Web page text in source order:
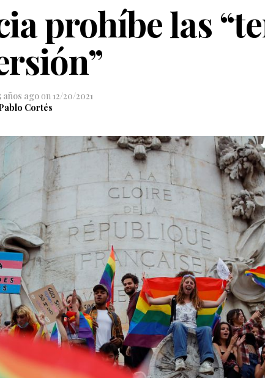
prohíbe las
años ago on 12/20/2021
Cortés